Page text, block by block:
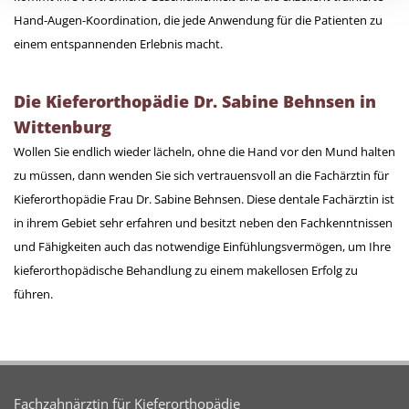
Hand-Augen-Koordination, die jede Anwendung für die Patienten zu
einem entspannenden Erlebnis macht.
Die Kieferorthopädie Dr. Sabine Behnsen in
Wittenburg
Wollen Sie endlich wieder lächeln, ohne die Hand vor den Mund halten
zu müssen, dann wenden Sie sich vertrauensvoll an die Fachärztin für
Kieferorthopädie Frau Dr. Sabine Behnsen. Diese dentale Fachärztin ist
in ihrem Gebiet sehr erfahren und besitzt neben den Fachkenntnissen
und Fähigkeiten auch das notwendige Einfühlungsvermögen, um Ihre
kieferorthopädische Behandlung zu einem makellosen Erfolg zu
führen.
Fachzahnärztin für Kieferorthopädie